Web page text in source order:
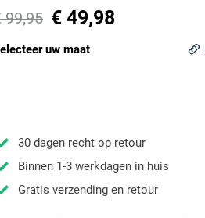
99,95 € 49,98
uw maat
30 dagen recht op retour
Binnen 1-3 werkdagen in huis
Gratis verzending en retour